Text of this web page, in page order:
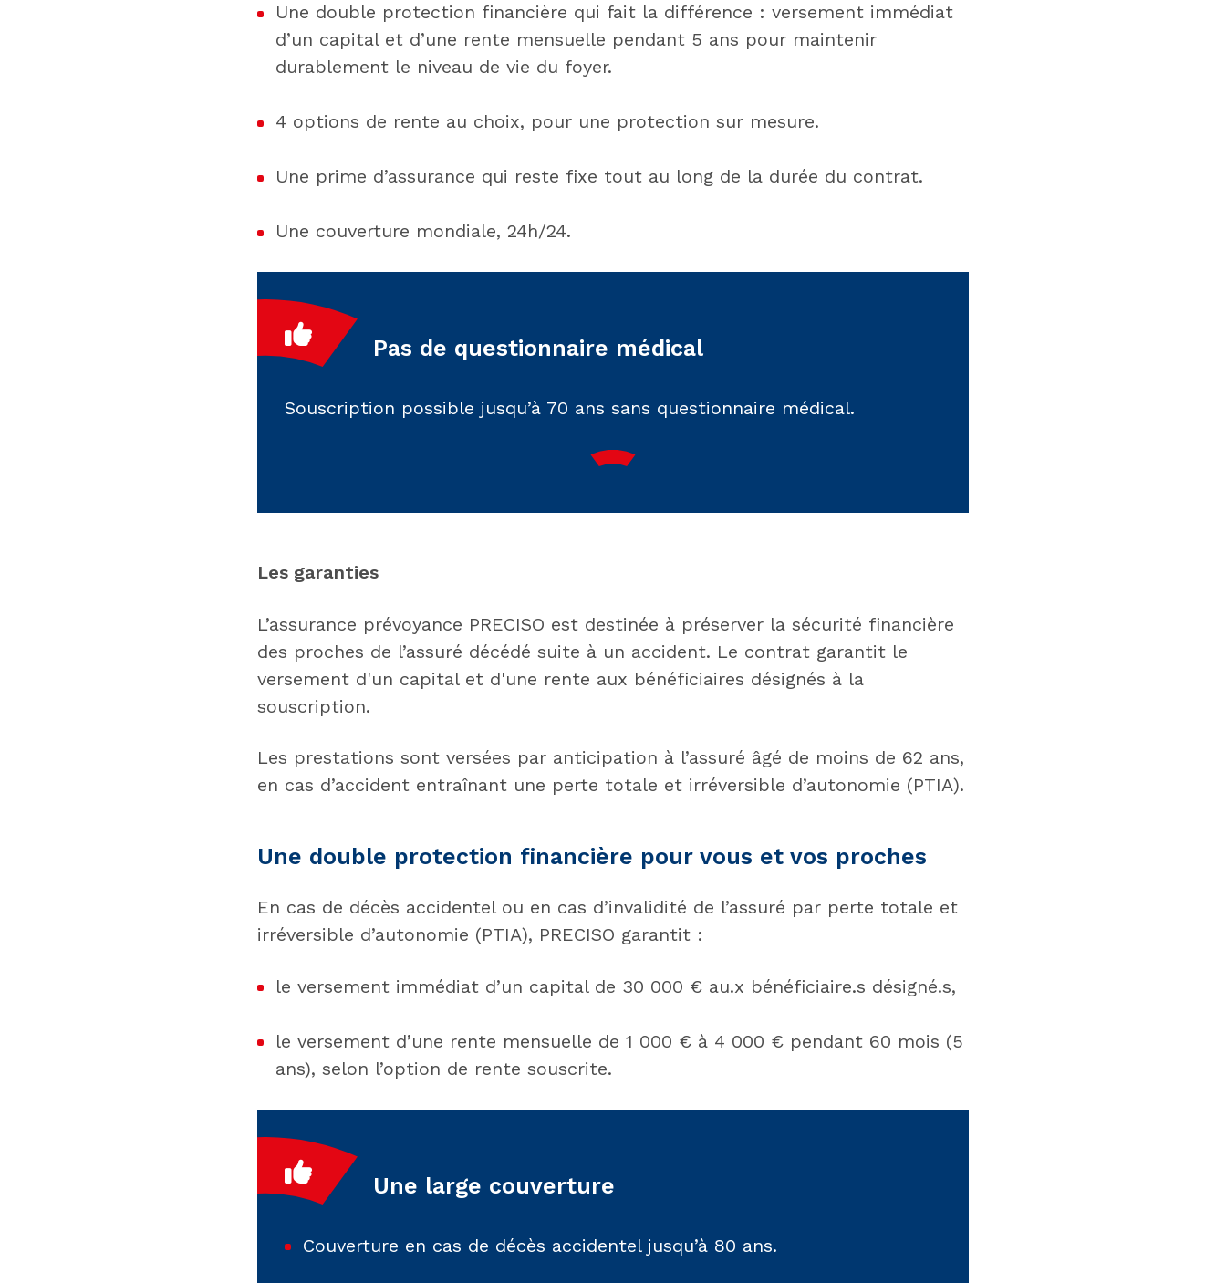
Une double protection financière qui fait la différence : versement immédiat
d’un capital et d’une rente mensuelle pendant 5 ans pour maintenir
durablement le niveau de vie du foyer.
4 options de rente au choix, pour une protection sur mesure.
Une prime d’assurance qui reste fixe tout au long de la durée du contrat.
Une couverture mondiale, 24h/24.
Pas de questionnaire médical
Souscription possible jusqu’à 70 ans sans questionnaire médical.
Les garanties
L’assurance prévoyance PRECISO est destinée à préserver la sécurité financière
des proches de l’assuré décédé suite à un accident. Le contrat garantit le
versement d'un capital et d'​une rente aux bénéficiaires désignés à la
souscription.
Les prestations sont versées par anticipation à l’assuré âgé de moins de 62 ans,
en cas d’accident entraînant une perte totale et irréversible d’autonomie (PTIA).
Une double protection financière pour vous et vos proches
En cas de décès accidentel ou en cas d’invalidité de l’assuré par perte totale et
irréversible d’autonomie (PTIA), PRECISO garantit :
le versement immédiat d’un capital de 30 000 € au.x bénéficiaire.s désigné.s,
le versement d’une rente mensuelle de 1 000 € à 4 000 € pendant 60 mois (5
ans), selon l’option de rente souscrite.
Une large couverture
Couverture en cas de décès accidentel jusqu’à 80 ans.